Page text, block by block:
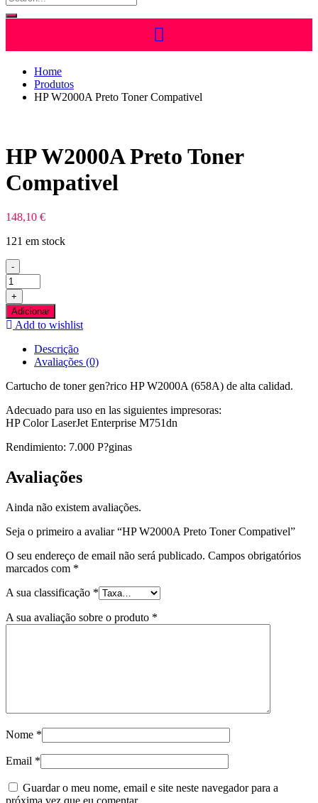
Home
Produtos
HP W2000A Preto Toner Compativel
HP W2000A Preto Toner
Compativel
148,10 €
121 em stock
-
Quantidade
de
HP
W2000A
Preto
Compativel
+
Adicionar
Add to wishlist
Descrição
Avaliações (0)
Cartucho de toner gen?rico HP W2000A (658A) de alta calidad.
Adecuado para uso en las siguientes impresoras:
HP Color LaserJet Enterprise M751dn
Rendimiento: 7.000 P?ginas
Avaliações
Ainda não existem avaliações.
Seja o primeiro a avaliar “HP W2000A Preto Toner Compativel”
O seu endereço de email não será publicado. Campos obrigatórios
marcados com *
A sua classificação *
A sua avaliação sobre o produto *
Nome *
Email *
Guardar o meu nome, email e site neste navegador para a
próxima vez que eu comentar.